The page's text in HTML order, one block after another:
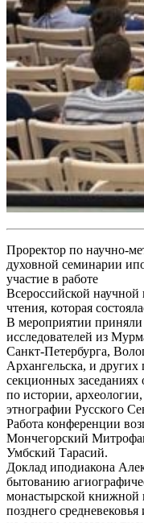
Проректор по научно-
духовной семинарии
участие в работе
Всероссийской
чтения, которая
В мероприятии приняли
исследователей из
Санкт-Петербурга,
Архангельска, и
секционных
по истории,
этнографии Русского
Работа конференции
Мончегорский
Умбский Тарасий.
Доклад иподиакона
бытованию
монастырской книжной
позднего